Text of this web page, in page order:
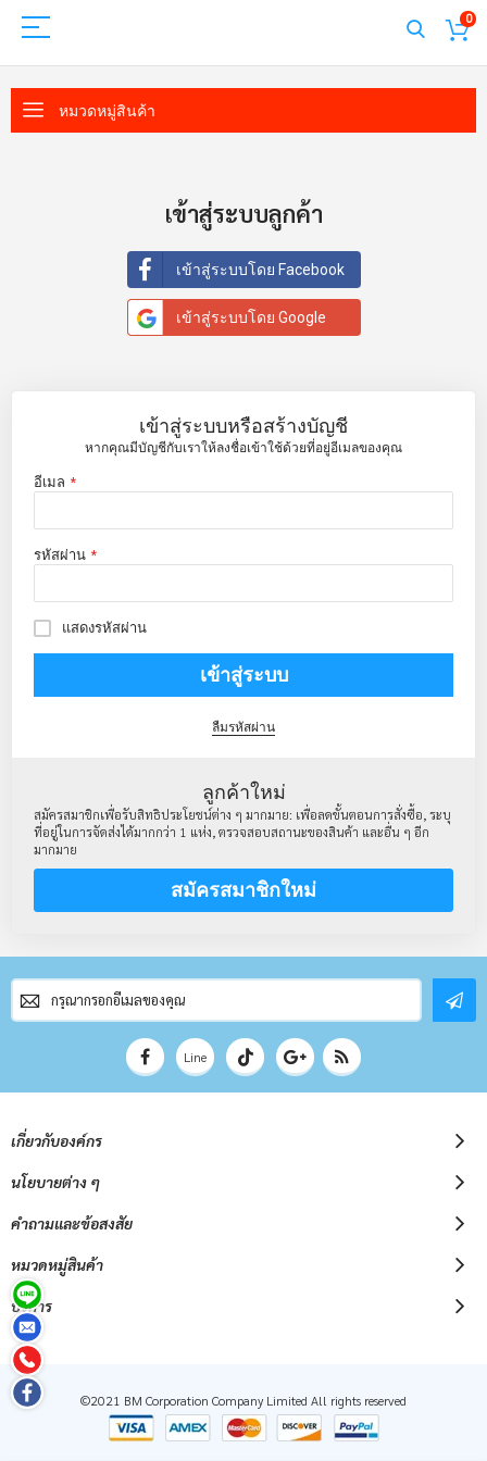
0
หมวดหมู่สินค้า
เข้าสู่ระบบลูกค้า
เข้าสู่ระบบโดย Facebook
เข้าสู่ระบบโดย Google
เข้าสู่ระบบหรือสร้างบัญชี
หากคุณมีบัญชีกับเราให้ลงชื่อเข้าใช้ด้วยที่อยู่อีเมลของคุณ
อีเมล
รหัสผ่าน
แสดงรหัสผ่าน
เข้าสู่ระบบ
ลืมรหัสผ่าน
ลูกค้าใหม่
สมัครสมาชิกเพื่อรับสิทธิประโยชน์ต่าง ๆ มากมาย: เพื่อลดขั้นตอนการสั่งซื้อ, ระบุ
ที่อยู่ในการจัดส่งได้มากกว่า 1 แห่ง, ตรวจสอบสถานะของสินค้า และอื่น ๆ อีก
มากมาย
สมัครสมาชิกใหม่
สมัคร
สมาชิก
จดหมาย
Line
เกี่ยวกับองค์กร
นโยบายต่าง ๆ
คำถามและข้อสงสัย
หมวดหมู่สินค้า
บริการ
©2021 BM Corporation Company Limited All rights reserved